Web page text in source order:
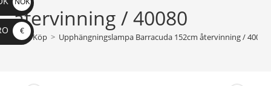
återvinning / 40080
> Köp > Upphängningslampa Barracuda 152cm återvinning / 40080
€